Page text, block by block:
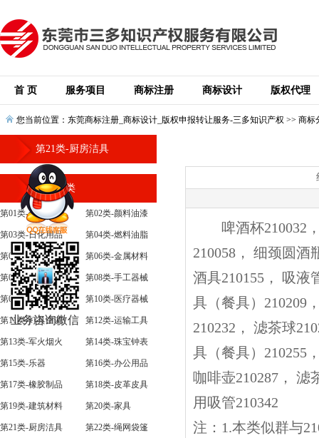
首 页 服务项目 商标注册 商标设计 版权代理
您当前位置： 东莞商标注册_商标设计_版权申报转让服务-三多知识产权 >> 商标
第21类-厨房洁具
商标分类
第01类-化学原料 第02类-颜料油漆
第03类-日化用品 第04类-燃料油脂
第05类-医药 第06类-金属材料
第07类-机械设备 第08类-手工器械
第09类-科学仪器 第10类-医疗器械
第11类-灯具空调 第12类-运输工具
第13类-军火烟火 第14类-珠宝钟表
第15类-乐器 第16类-办公用品
第17类-橡胶制品 第18类-皮革皮具
第19类-建筑材料 第20类-家具
第21类-厨房洁具 第22类-绳网袋篷
啤酒杯210032，
210058， 细颈圆酒
酒具210155， 吸液
具（餐具）210209
210232， 滤茶球
具（餐具）210255
咖啡壶210287， 滤
用吸管210342
注：1.本类似群与
业务咨询微信